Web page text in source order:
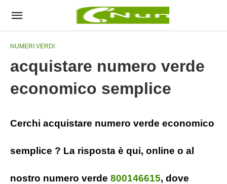
NUMERI VERDI
acquistare numero verde
economico semplice
Cerchi acquistare numero verde economico
semplice ? La risposta è qui, online o al
nostro numero verde 800146615, dove